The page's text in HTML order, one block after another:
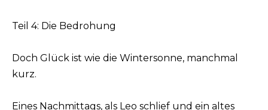
Teil 4: Die Bedrohung
Doch Glück ist wie die Wintersonne, manchmal
kurz.
Eines Nachmittags, als Leo schlief und ein altes